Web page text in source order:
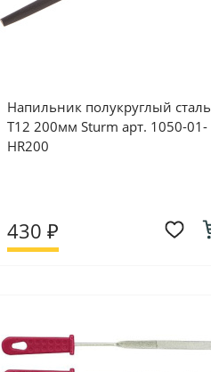
Напильник полукруглый сталь
Т12 200мм Sturm арт. 1050-01-
HR200
430 ₽